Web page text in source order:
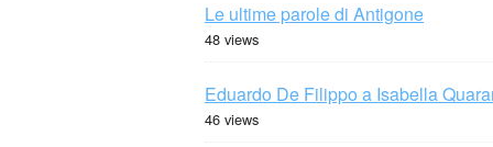
Le ultime parole di Antigone
48 views
Eduardo De Filippo a Isabella
46 views